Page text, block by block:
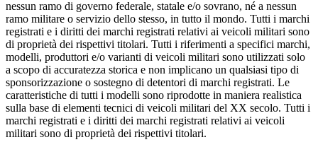
nessun ramo di governo federale, statale e/o sovrano, né a nessun
ramo militare o servizio dello stesso, in tutto il mondo. Tutti i marchi
registrati e i diritti dei marchi registrati relativi ai veicoli militari sono
di proprietà dei rispettivi titolari. Tutti i riferimenti a specifici marchi,
modelli, produttori e/o varianti di veicoli militari sono utilizzati solo
a scopo di accuratezza storica e non implicano un qualsiasi tipo di
sponsorizzazione o sostegno di detentori di marchi registrati. Le
caratteristiche di tutti i modelli sono riprodotte in maniera realistica
sulla base di elementi tecnici di veicoli militari del XX secolo. Tutti i
marchi registrati e i diritti dei marchi registrati relativi ai veicoli
militari sono di proprietà dei rispettivi titolari.